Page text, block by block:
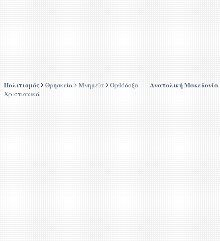
Πολιτισμός Θρησκεία Μνημεία
Ορθόδοξα
Χριστιανικά
Ανατολική